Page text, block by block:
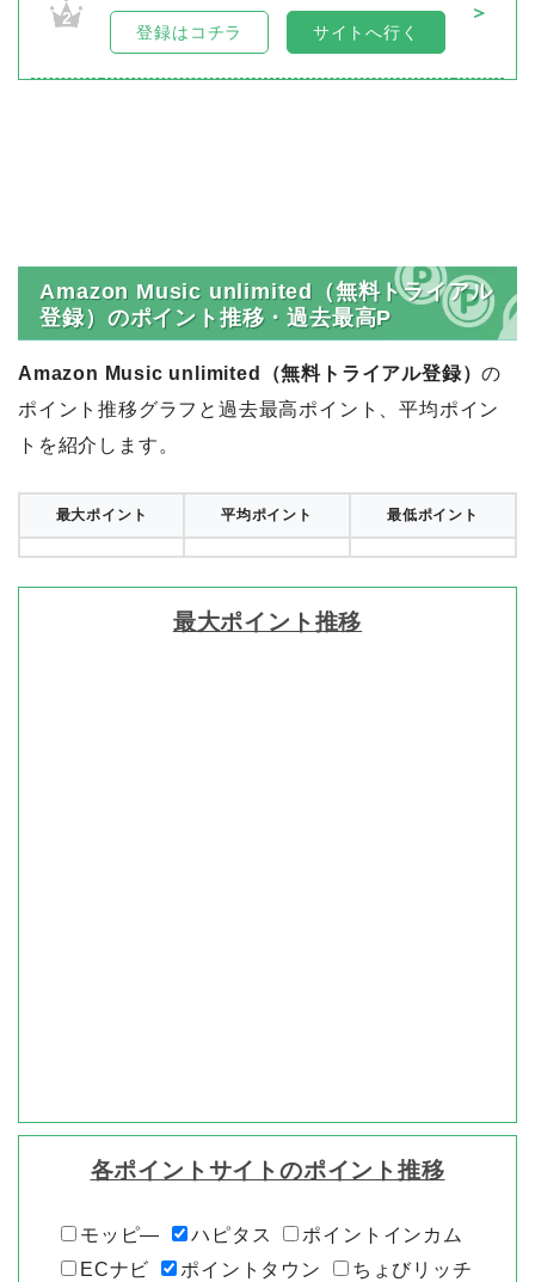
2
＞
登録はコチラ サイトへ行く
Amazon Music unlimited（無料トライアル
登録）のポイント推移・過去最高P
Amazon Music unlimited（無料トライアル登録）の
ポイント推移グラフと過去最高ポイント、平均ポイン
トを紹介します。
最大ポイント 平均ポイント 最低ポイント
最大ポイント推移
各ポイントサイトのポイント推移
モッピ― ハピタス
ポイントインカム
ECナビ
ポイントタウン
ちょびリッチ